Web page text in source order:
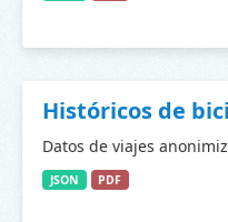
Históricos de
Datos de viajes
JSON PDF